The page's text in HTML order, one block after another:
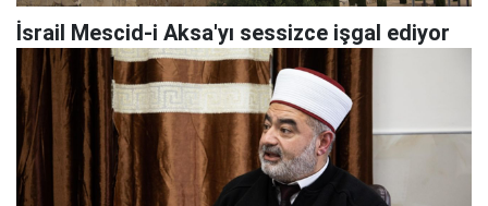
İsrail Mescid-i Aksa'yı sessizce işgal ediyor